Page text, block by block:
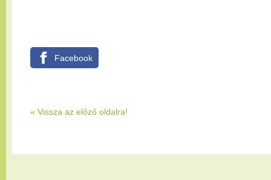
Facebook
« Vissza az előző oldalra!